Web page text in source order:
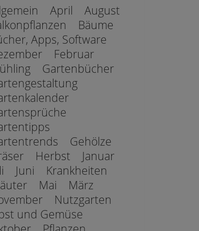
April
August
Bäume
Apps, Software
Februar
Gartenbücher
Gehölze
Herbst
Januar
Juni
Krankheiten
Mai
März
Nutzgarten
und Gemüse